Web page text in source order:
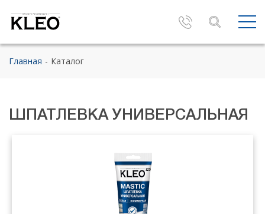
Главная Каталог
ШПАТЛЕВКА УНИВЕРСАЛЬНАЯ